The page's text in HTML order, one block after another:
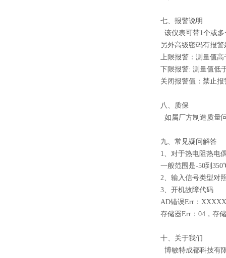
七、报警说明
该仪表可带1个或
另外高级密码有报
上限报警：测量值
下限报警: 测量值低
关闭报警值：禁止
八、质保
如属厂方制造质量
九、常见疑问解答
1、对于热电阻热电
一般范围是-50到
2、输入信号类型对
3、开机故障代码
AD错误Err：
存储器Err：04，存
十、关于我们
博敏特成都科技有